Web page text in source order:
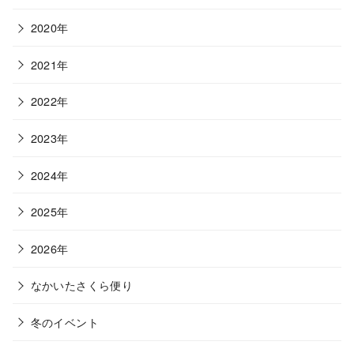
2020年
2021年
2022年
2023年
2024年
2025年
2026年
なかいたさくら便り
冬のイベント